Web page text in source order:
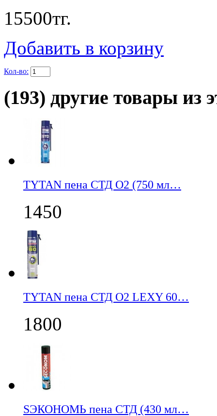
15500тг.
Добавить в корзину
Кол-во:
(193) другие товары из
TYTAN пена СТД О2 (750 мл…
1450
TYTAN пена СТД О2 LEXY 60…
1800
SЭКОНОМЬ пена СТД (430 мл…